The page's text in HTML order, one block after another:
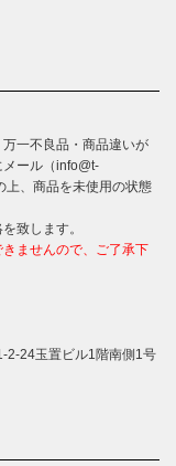
一不良品・商品違いが
ール（info@t-
、商品を未使用の状態
致します。
ませんので、ご了承下
24玉置ビル1階南側1号